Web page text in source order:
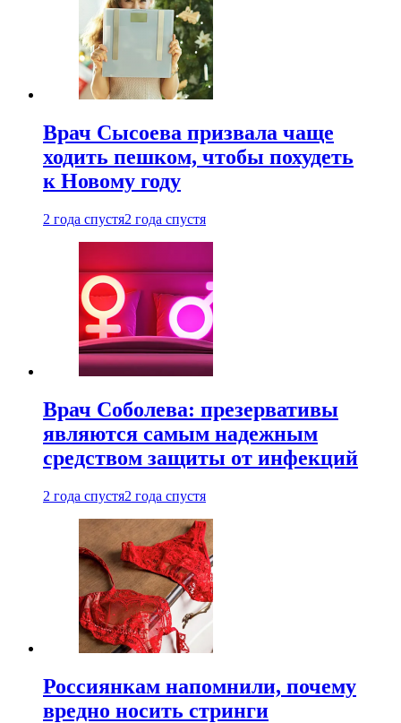
Врач Сысоева призвала чаще
ходить пешком, чтобы похудеть
к Новому году
2 года спустя2 года спустя
Врач Соболева: презервативы
являются самым надежным
средством защиты от инфекций
2 года спустя2 года спустя
Россиянкам напомнили, почему
вредно носить стринги